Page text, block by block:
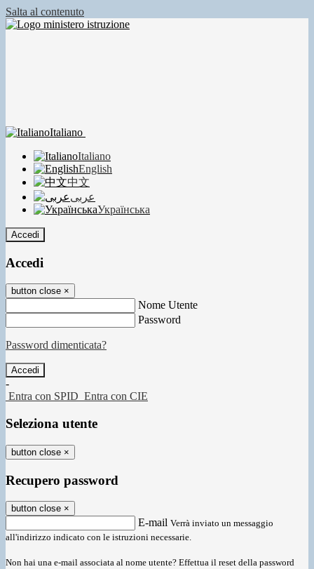
Salta al contenuto
Italiano
Italiano
English
中文
عربى
Українська
Accedi
Accedi
button close ×
Nome Utente
Password
Password dimenticata?
-
Entra con SPID Entra con CIE
Seleziona utente
button close ×
Recupero password
button close ×
E-mail Verrà inviato un messaggio
all'indirizzo indicato con le istruzioni necessarie.
Non hai una e-mail associata al nome utente? Effettua il reset della password